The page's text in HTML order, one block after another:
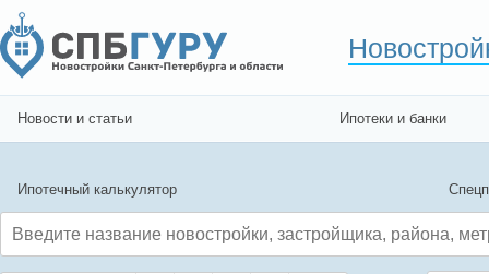
Новости и статьи Ипотеки и банки
Ипотечный калькулятор